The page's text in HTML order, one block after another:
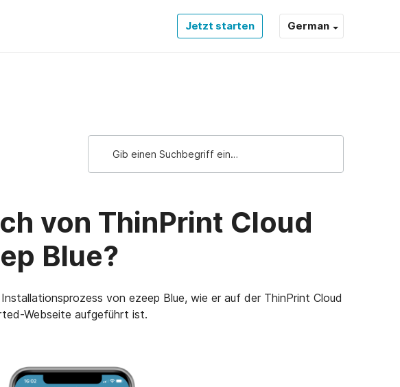
Jetzt starten German
ezeep Support Support
von ThinPrint Cloud
Blue?
von ezeep Blue, wie er auf der ThinPrint Cloud
Webseite aufgeführt ist.